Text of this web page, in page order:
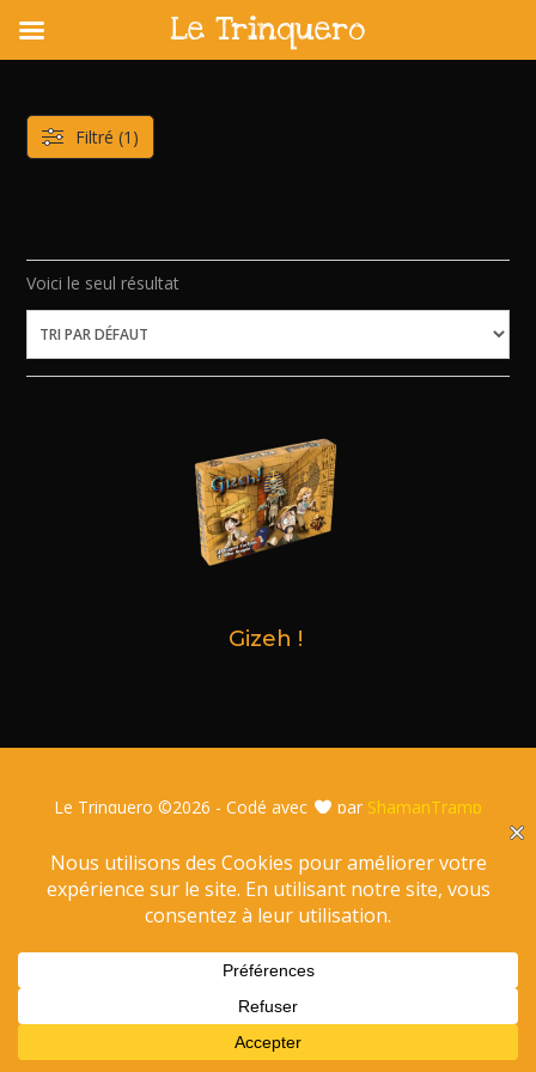
content
Voici le seul résultat
Gizeh !
Filtré (1)
Le Trinquero ©2026 - Codé avec par ShamanTramp
Le Trinquero